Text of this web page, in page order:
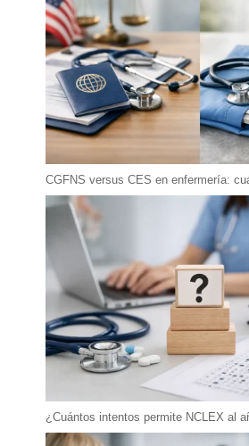
CGFNS versus CES en enfermería:
¿Cuántos intentos permite NCLEX al